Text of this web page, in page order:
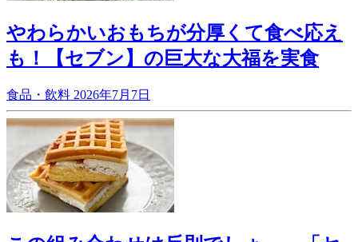
やわらかいおもちが分厚くて食べ応え
も！【セブン】の巨大な大福を実食
食品・飲料 2026年7月7日